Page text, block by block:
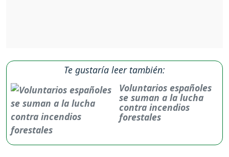
Te gustaría leer también:
Voluntarios españoles
se suman a la lucha
contra incendios
forestales